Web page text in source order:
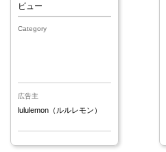
ビュー
Category
広告主
lululemon（ルルレモン）